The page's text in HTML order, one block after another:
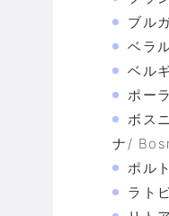
ブル
ベラ
ベル
ポー
ボス
ナ/
ポル
ラト